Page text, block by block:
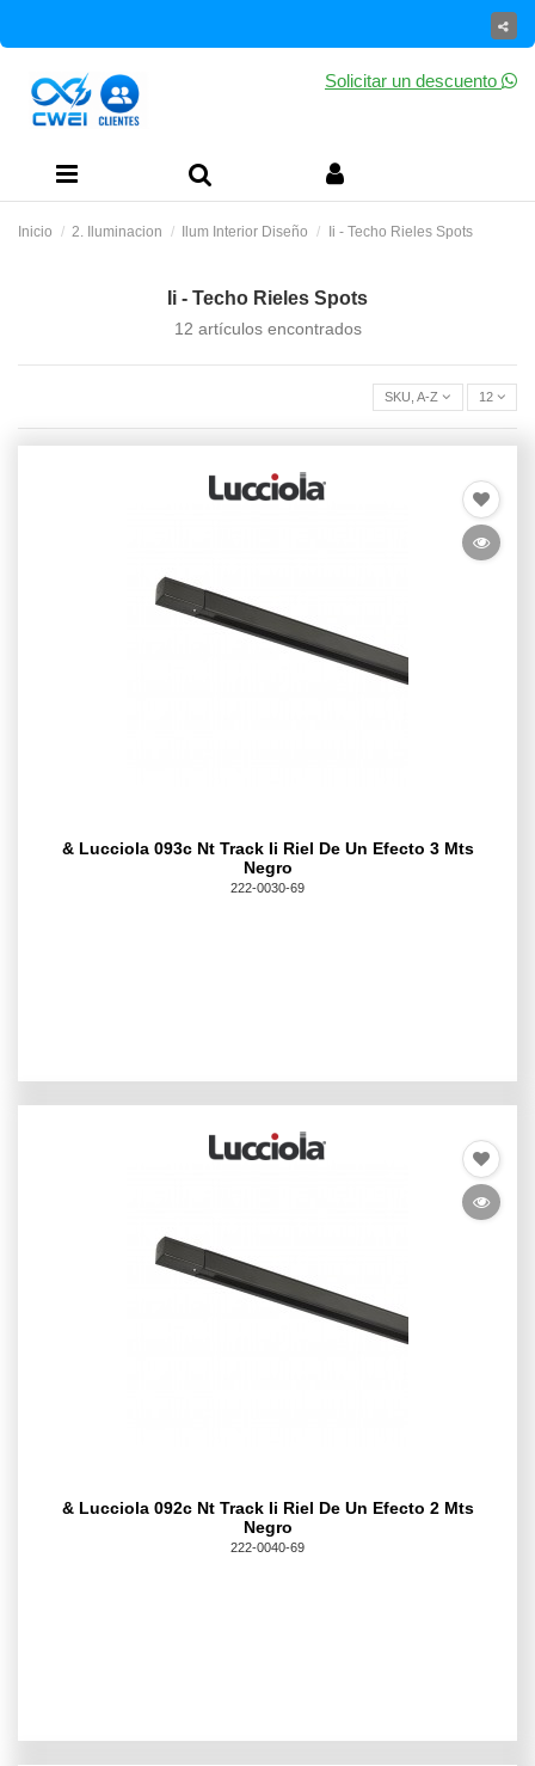
Solicitar un descuento
Inicio 2. Iluminacion Ilum Interior Diseño Ii - Techo Rieles Spots
Ii - Techo Rieles Spots
12 artículos encontrados
SKU, A-Z
& Lucciola 093c Nt Track Ii Riel De Un Efecto 3 Mts
Negro
222-0030-69
& Lucciola 092c Nt Track Ii Riel De Un Efecto 2 Mts
Negro
222-0040-69